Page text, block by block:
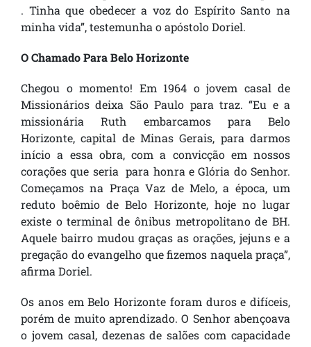
. Tinha que obedecer a voz do Espírito Santo na
minha vida”, testemunha o apóstolo Doriel.
O Chamado Para Belo Horizonte
Chegou o momento! Em 1964 o jovem casal de
Missionários deixa São Paulo para traz. “Eu e a
missionária Ruth embarcamos para Belo
Horizonte, capital de Minas Gerais, para darmos
início a essa obra, com a convicção em nossos
corações que seria para honra e Glória do Senhor.
Começamos na Praça Vaz de Melo, a época, um
reduto boêmio de Belo Horizonte, hoje no lugar
existe o terminal de ônibus metropolitano de BH.
Aquele bairro mudou graças as orações, jejuns e a
pregação do evangelho que fizemos naquela praça”,
afirma Doriel.
Os anos em Belo Horizonte foram duros e difíceis,
porém de muito aprendizado. O Senhor abençoava
o jovem casal, dezenas de salões com capacidade